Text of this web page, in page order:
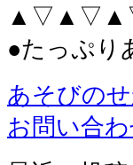
●たっぷり
あそびの
お問い合